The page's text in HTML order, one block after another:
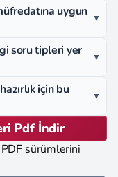
uygun ▼
soru tipleri yer
▼
için bu
▼
Pdf İndir
sürümlerini